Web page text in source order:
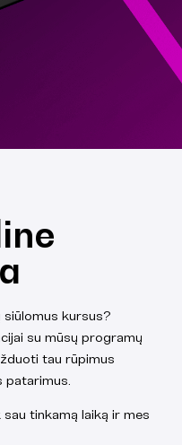
siūlomus kursus?
su mūsų programų
tau rūpimus
patarimus.
tinkamą laiką ir mes